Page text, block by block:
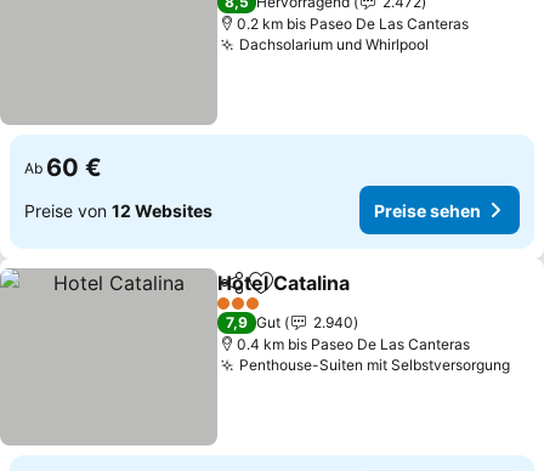
0.2 km bis Paseo De Las Canteras
Dachsolarium und Whirlpool
Ab 60 €
Preise von 12 Websites Preise sehen
TeilenZu Favoriten hinzufügen
Hotel Catalina
3 Sterne
7,9 Gut
2.940
0.4 km bis Paseo De Las Canteras
Penthouse-Suiten mit Selbstversorgung